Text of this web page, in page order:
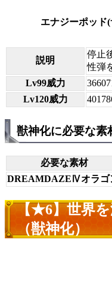
エナジーポッド
説明
停止
性弾
Lv99威力
Lv120威力
獣神化に必要な素
必要な素材
DREAMDAZEⅣオラゴ
【★6】世界
（獣神化）